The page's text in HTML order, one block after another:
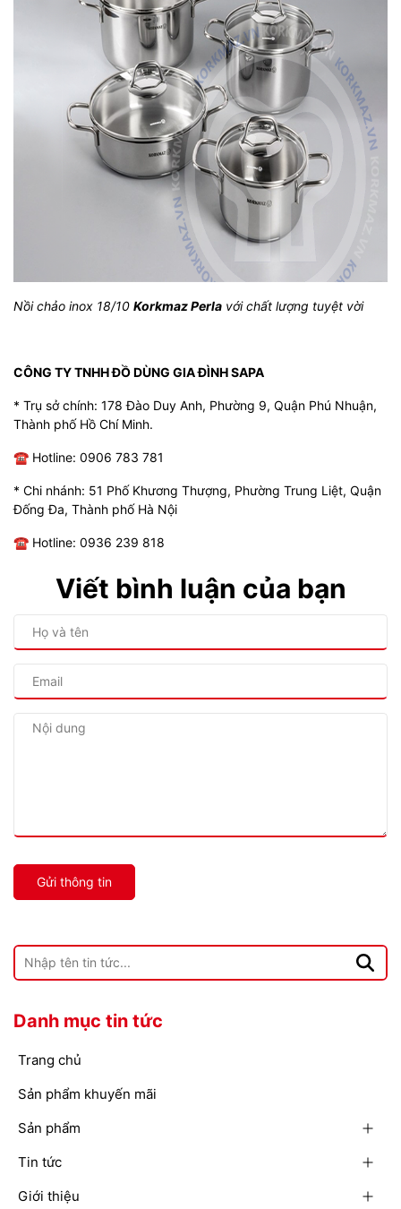
Nồi chảo inox 18/10 Korkmaz Perla với chất lượng tuyệt vời
CÔNG TY TNHH ĐỒ DÙNG GIA ĐÌNH SAPA
* Trụ sở chính: 178 Đào Duy Anh, Phường 9, Quận Phú Nhuận,
Thành phố Hồ Chí Minh.
☎ Hotline: 0906 783 781
* Chi nhánh: 51 Phố Khương Thượng, Phường Trung Liệt, Quận
Đống Đa, Thành phố Hà Nội
☎ Hotline: 0936 239 818
Viết bình luận của bạn
Gửi thông tin
Danh mục tin tức
Trang chủ
Sản phẩm khuyến mãi
Sản phẩm
Tin tức
Giới thiệu